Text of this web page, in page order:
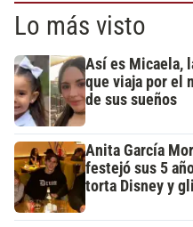
Lo más visto
Así es Micaela,
que viaja por el
de sus sueños
Anita García
festejó sus 5
torta Disney y